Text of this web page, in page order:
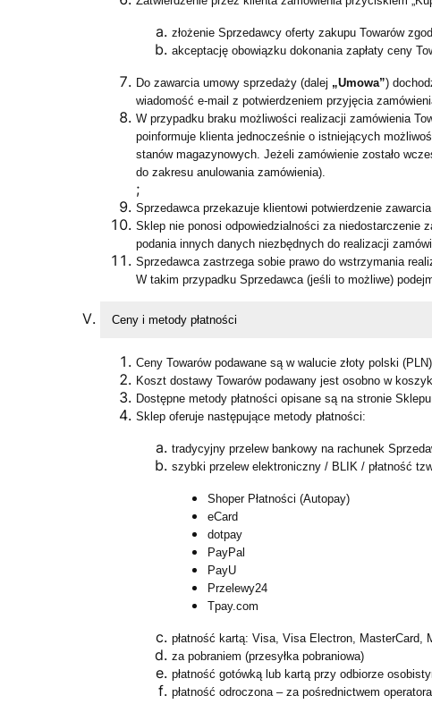
złożenie Sprzedawcy oferty zakupu Towarów
akceptację obowiązku dokonania zapłaty ceny
Do zawarcia umowy sprzedaży (dalej „Umowa”)
wiadomość e-mail z potwierdzeniem przyjęcia
W przypadku braku możliwości realizacji zamówienia
poinformuje klienta jednocześnie o istniejących
stanów magazynowych. Jeżeli zamówienie zostało
do zakresu anulowania zamówienia).
;
Sprzedawca przekazuje klientowi potwierdzenie
Sklep nie ponosi odpowiedzialności za niedostarczenie
podania innych danych niezbędnych do realizacji
Sprzedawca zastrzega sobie prawo do wstrzymania
W takim przypadku Sprzedawca (jeśli to możliwe)
Ceny i metody płatności
Ceny Towarów podawane są w walucie złoty polski
Koszt dostawy Towarów podawany jest osobno w
Dostępne metody płatności opisane są na stronie
Sklep oferuje następujące metody płatności:
tradycyjny przelew bankowy na rachunek
szybki przelew elektroniczny / BLIK / płatność
Shoper Płatności (Autopay)
eCard
dotpay
PayPal
PayU
Przelewy24
Tpay.com
płatność kartą: Visa, Visa Electron, MasterCard,
za pobraniem (przesyłka pobraniowa)
płatność gotówką lub kartą przy odbiorze
płatność odroczona – za pośrednictwem